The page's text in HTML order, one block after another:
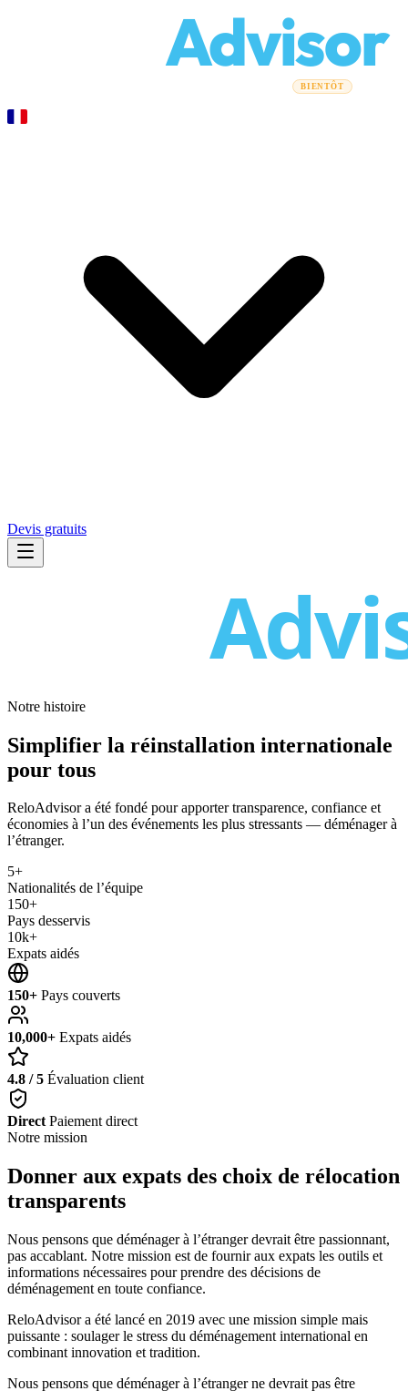
Advisor
Entreprises de déménagement BIENTÔT
Devis gratuits
Notre histoire
Simplifier la réinstallation internationale
pour tous
ReloAdvisor a été fondé pour apporter transparence, confiance et
économies à l’un des événements les plus stressants — déménager à
l’étranger.
5+
Nationalités de l’équipe
150+
Pays desservis
10k+
Expats aidés
150+ Pays couverts
10,000+ Expats aidés
4.8 / 5 Évaluation client
DirectPaiement direct
Notre mission
Donner aux expats des choix de rélocation
transparents
Nous pensons que déménager à l’étranger devrait être passionnant,
pas accablant. Notre mission est de fournir aux expats les outils et
informations nécessaires pour prendre des décisions de
déménagement en toute confiance.
ReloAdvisor a été lancé en 2019 avec une mission simple mais
puissante : soulager le stress du déménagement international en
combinant innovation et tradition.
Nous pensons que déménager à l’étranger ne devrait pas être